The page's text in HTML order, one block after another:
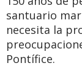
santuario
necesita la
Pontífice.